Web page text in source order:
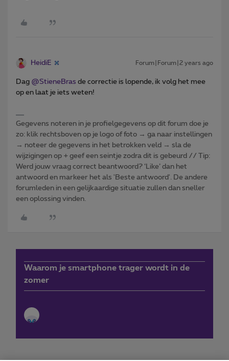
HeidiE Forum|Forum|2 years ago
Dag @StieneBras de correctie is lopende, ik volg het mee
op en laat je iets weten!
Gegevens noteren in je profielgegevens op dit forum doe je
zo: klik rechtsboven op je logo of foto → ga naar instellingen
→ noteer de gegevens in het betrokken veld → sla de
wijzigingen op + geef een seintje zodra dit is gebeurd // Tip:
Werd jouw vraag correct beantwoord? ‘Like’ dan het
antwoord en markeer het als 'Beste antwoord'. De andere
forumleden in een gelijkaardige situatie zullen dan sneller
een oplossing vinden.
Waarom je smartphone trager wordt in de
zomer